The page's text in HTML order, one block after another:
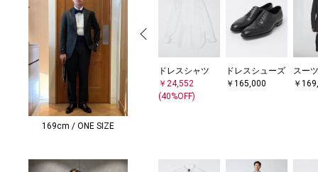
169cm / ONE SIZE
ドレスシャツ
￥24,552
(40%OFF)
ドレスシューズ
￥165,000
スーツ
￥